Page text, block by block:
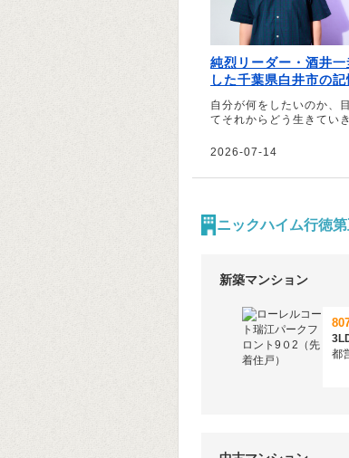
純烈リーダー・酒井
した千葉県白井市の
ないけど、全部があっ
自分が何をしたいのか、
てそれからどう生きてい
ば、今の活動と完全に繋
ら、今の自分はないで
2026-07-14
ニックハイム行徳
新築マンション
都